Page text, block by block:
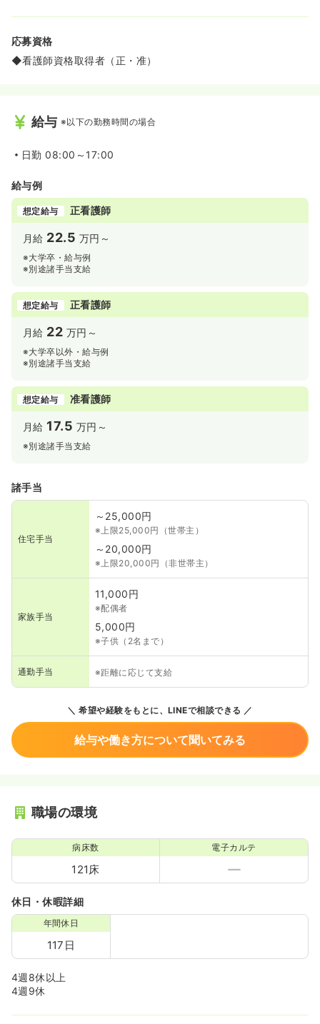
応募資格
◆看護師資格取得者（正・准）
給与 ※以下の勤務時間の場合
日勤 08:00～17:00
給与例
想定給与 正看護師
月給 22.5 万円～
※大学卒・給与例
※別途諸手当支給
想定給与 正看護師
月給 22 万円～
※大学卒以外・給与例
※別途諸手当支給
想定給与 准看護師
月給 17.5 万円～
※別途諸手当支給
諸手当
住宅手当
～25,000円
※上限25,000円（世帯主）
～20,000円
※上限20,000円（非世帯主）
家族手当
11,000円
※配偶者
5,000円
※子供（2名まで）
通勤手当 ※距離に応じて支給
希望や経験をもとに、LINEで相談できる
給与や働き方について聞いてみる
職場の環境
病床数
121床
電子カルテ
休日・休暇詳細
年間休日
117日
4週8休以上
4週9休